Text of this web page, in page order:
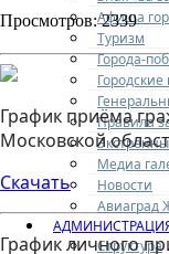
Афиша
Туризм
Города-
Правила
Медиа
Новости
Авиаград
Структура
Просмотров: 2339
График приёма
Московской
Скачать
График личного